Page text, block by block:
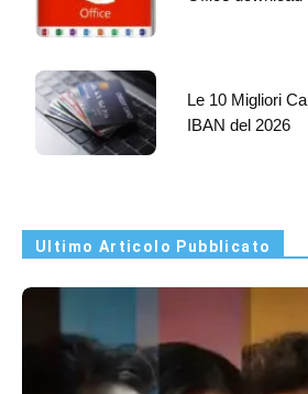
Le 10 Migliori
IBAN del 2026
Ultimo Articolo Pubblicato